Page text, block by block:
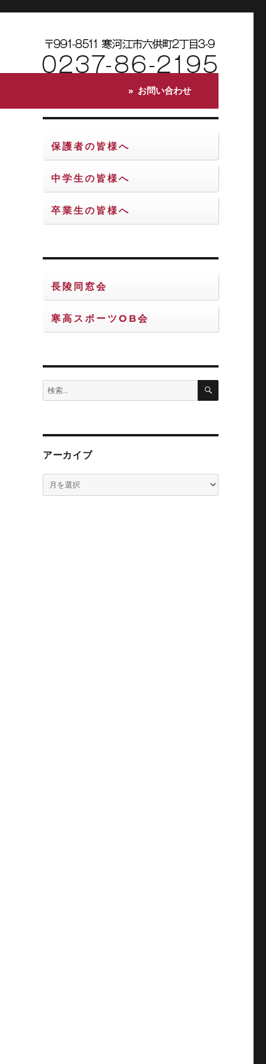
お問い合わせ
保護者の皆様へ
中学生の皆様へ
卒業生の皆様へ
長陵同窓会
寒高スポーツOB会
検
索:
検
アーカイブ